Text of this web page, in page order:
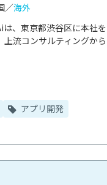
、東京都渋谷区に本社
上流コンサルティングか
／海外
アプリ開発